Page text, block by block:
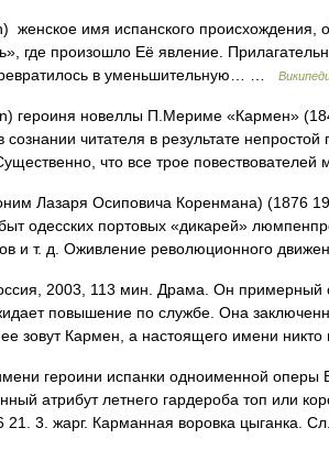
имя испанского происхождения,
где произошло Её явление.
в уменьшительную… …
героиня новеллы П.Мериме «Кармен»
читателя в результате
что все трое
Лазаря Осиповича Коренмана) (1876
одесских портовых «дикарей»
и т. д. Оживление революционного
2003, 113 мин. Драма. Он примерный
повышение по службе. Она
зовут Кармен, а настоящего имени
героини испанки одноименной оперы
атрибут летнего гардероба топ или
21. 3. жарг. Карманная воровка цыганка.